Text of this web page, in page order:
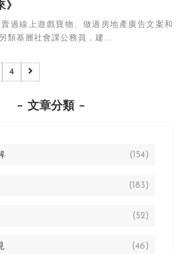
過線上遊戲寶物、做過房地產廣告文案和
類基層社會課公務員，建...
4
文章分類
(154)
(183)
(52)
(46)